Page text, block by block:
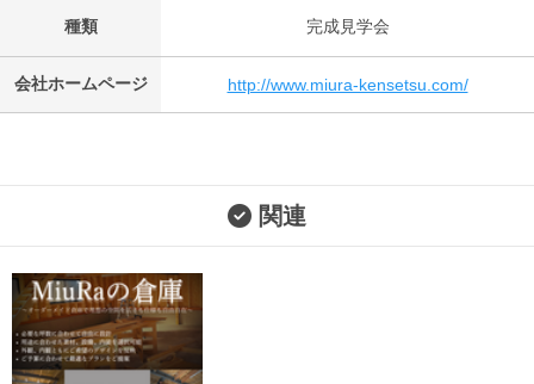
種類 完成見学会
会社ホームページ http://www.miura-kensetsu.com/
関連